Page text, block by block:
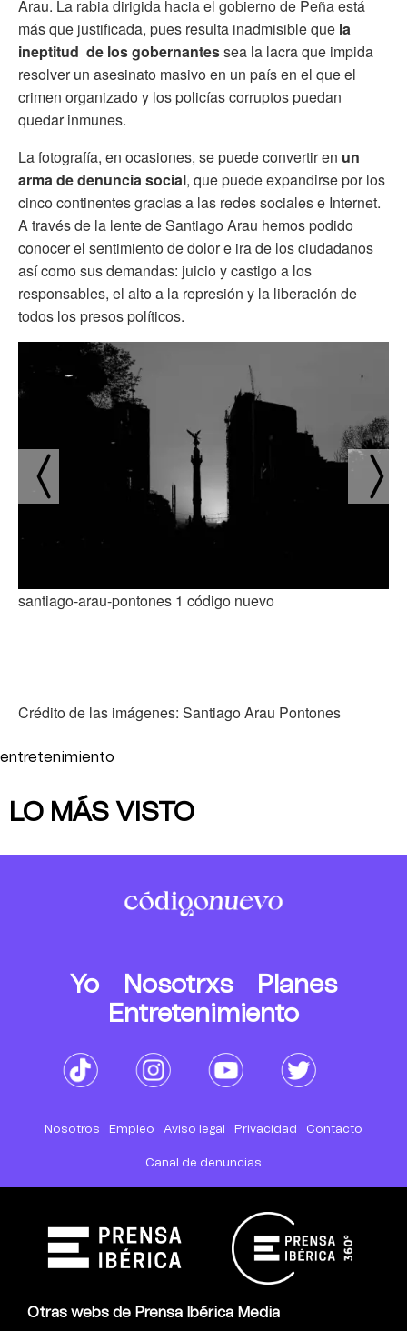
Arau. La rabia dirigida hacia el gobierno de Peña está
más que justificada, pues resulta inadmisible que la
ineptitud de los gobernantessea la lacra que impida
resolver un asesinato masivo en un país en el que el
crimen organizado y los policías corruptos puedan
quedar inmunes.
La fotografía, en ocasiones, se puede convertir en un
arma de denuncia social, que puede expandirse por los
cinco continentes gracias a las redes sociales e Internet.
A través de la lente de Santiago Arau hemos podido
conocer el sentimiento de dolor e ira de los ciudadanos
así como sus demandas: juicio y castigo a los
responsables, el alto a la represión y la liberación de
todos los presos políticos.
santiago-arau-pontones 1 código nuevo
Crédito de las imágenes: Santiago Arau Pontones
entretenimiento
LO MÁS VISTO
Yo Nosotrxs
Planes
Entretenimiento
Nosotros Empleo Aviso legal Privacidad Contacto
Canal de denuncias
Otras webs de Prensa Ibérica Media